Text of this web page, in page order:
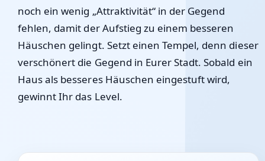
noch ein wenig „Attraktivität“ in der Gegend
fehlen, damit der Aufstieg zu einem besseren
Häuschen gelingt. Setzt einen Tempel, denn dieser
verschönert die Gegend in Eurer Stadt. Sobald ein
Haus als besseres Häuschen eingestuft wird,
gewinnt Ihr das Level.